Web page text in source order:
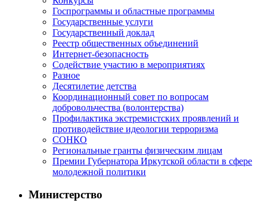
Госпрограммы и областные программы
Государственные услуги
Государственный доклад
Реестр общественных объединений
Интернет-безопасность
Содействие участию в мероприятиях
Разное
Десятилетие детства
Координационный совет по вопросам
добровольчества (волонтерства)
Профилактика экстремистских проявлений и
противодействие идеологии терроризма
СОНКО
Региональные гранты физическим лицам
Премии Губернатора Иркутской области в сфере
молодежной политики
Министерство